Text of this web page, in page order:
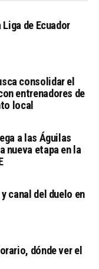
Liga de Ecuador
consolidar el
entrenadores de
local
a las Águilas
nueva etapa en la
canal del duelo en
dónde ver el